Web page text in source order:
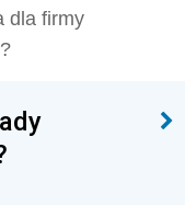
dla firmy